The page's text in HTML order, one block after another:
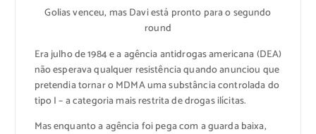
Golias venceu, mas Davi está pronto para o segundo
round
Era julho de 1984 e a agência antidrogas americana (DEA)
nãoesperava qualquer resistência quando anunciou que
pretendia tornar o MDMA uma substância controlada do
tipo I – a categoria mais restrita de drogas ilícitas.
Mas enquanto a agência foi pega com a guarda baixa,